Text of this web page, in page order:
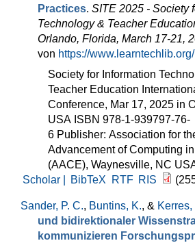
Practices. SITE 2025 - Society
Technology & Teacher
Orlando, Florida, March 17-21,
von https://
Society for Information
Teacher Education
Conference, Mar 17, 2025 in
USA ISBN 978-1-939797-76-
6 Publisher: Association for
Advancement of Computing
(AACE), Waynesville, NC
Scholar |
BibTeX RTF RIS
Sander, P. C., Buntins, K., & Kerres,
und bidirektionaler
kommunizieren